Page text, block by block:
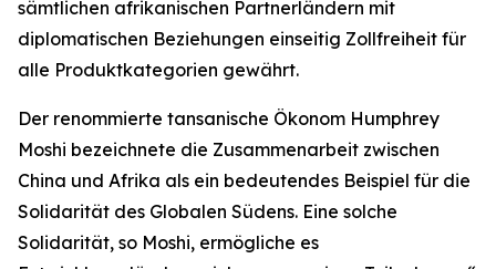
sämtlichen afrikanischen Partnerländern mit
diplomatischen Beziehungen einseitig Zollfreiheit für
alle Produktkategorien gewährt.
Der renommierte tansanische Ökonom Humphrey
Moshi bezeichnete die Zusammenarbeit zwischen
China und Afrika als ein bedeutendes Beispiel für die
Solidarität des Globalen Südens. Eine solche
Solidarität, so Moshi, ermögliche es